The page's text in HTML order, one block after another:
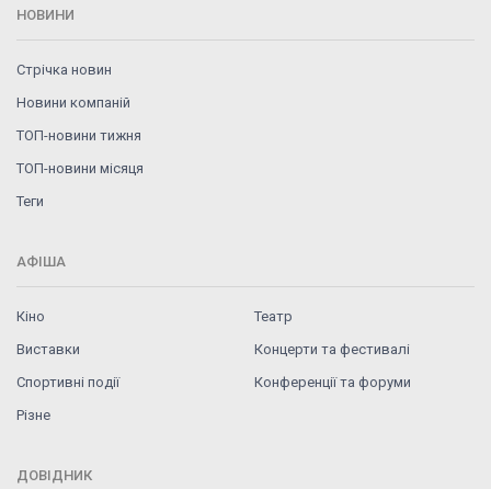
НОВИНИ
Стрічка новин
Новини компаній
ТОП-новини тижня
ТОП-новини місяця
Теги
АФІША
Кіно
Театр
Виставки
Концерти та фестивалі
Спортивні події
Конференції та форуми
Різне
ДОВІДНИК